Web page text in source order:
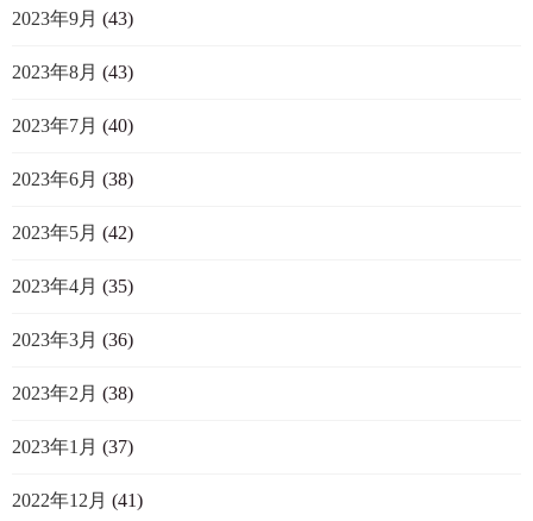
2023年9月 (43)
2023年8月 (43)
2023年7月 (40)
2023年6月 (38)
2023年5月 (42)
2023年4月 (35)
2023年3月 (36)
2023年2月 (38)
2023年1月 (37)
2022年12月 (41)